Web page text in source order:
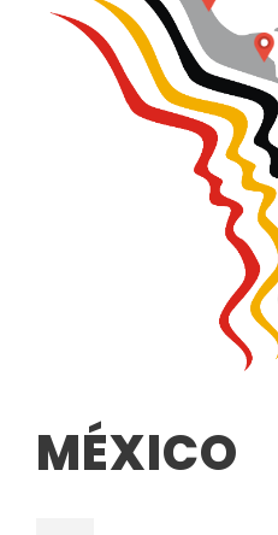
MÉXICO